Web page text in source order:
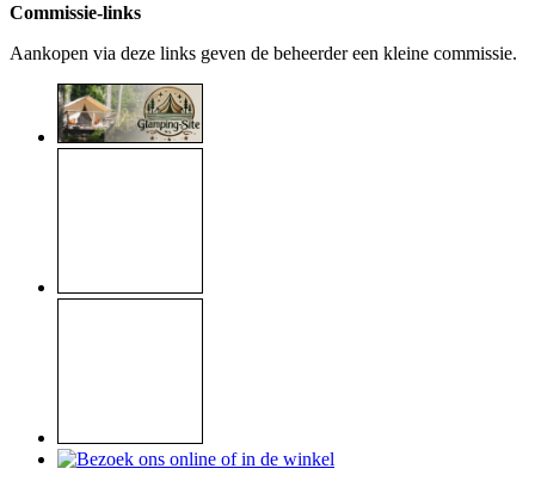
Commissie-links
Aankopen via deze links geven de beheerder een kleine commissie.